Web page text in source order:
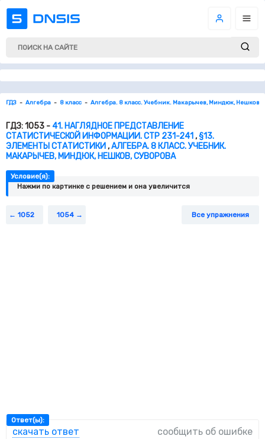
ГДЗ Алгебра 8 класс Алгебра. 8 класс. Учебник. Макарычев, Миндюк, Нешков,
ГДЗ: 1053 - 41. НАГЛЯДНОЕ ПРЕДСТАВЛЕНИЕ
СТАТИСТИЧЕСКОЙ ИНФОРМАЦИИ. СТР 231-241,§13.
ЭЛЕМЕНТЫ СТАТИСТИКИ,АЛГЕБРА. 8 КЛАСС. УЧЕБНИК.
МАКАРЫЧЕВ, МИНДЮК, НЕШКОВ, СУВОРОВА
Условие(я):
Нажми по картинке c решением и она увеличится
1052 1054 Все упражнения
Ответ(ы):
скачать ответ сообщить об ошибке